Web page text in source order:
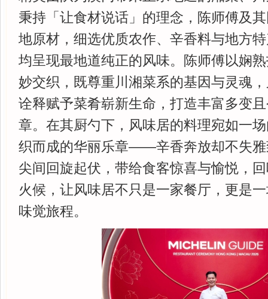
秉持「让食材说话」的理念，陈师傅及
地原材，细选优质农作、辛香料与地方
均呈现最地道纯正的风味。陈师傅以娴
妙交织，既尊重川湘菜系的基因与灵魂
诠释赋予菜肴崭新生命，打造丰富多变
章。在其厨勺下，风味居的料理宛如一
织而成的华丽乐章——辛香奔放却不失雅
尖间回旋起伏，带给食客惊喜与愉悦，
火候，让风味居不只是一家餐厅，更是
味觉旅程。